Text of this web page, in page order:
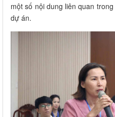
một số nội dung liên quan
dự án.